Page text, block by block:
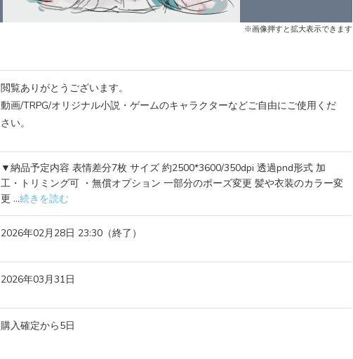
※画像押すと拡大表示できます
閲覧ありがとうございます。
動画/TRPG/オリジナル小説・ゲームのキャラクターなどご自由にご使用くだ
さい。
▼納品予定内容 表情差分7枚 サイズ 約2500*3600/350dpi 透過pnd形式 加
工・トリミング可 ・無償オプション 一部分のポーズ変更 髪や衣装のカラー変
更 ...続きを読む
2026年02月28日 23:30（終了）
2026年03月31日
購入確定から5日